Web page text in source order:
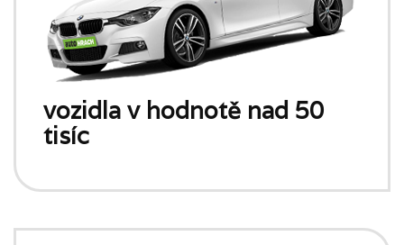
vozidla v hodnotě nad 50
tisíc